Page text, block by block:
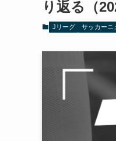
り返る（
Jリーグ サッカーニ